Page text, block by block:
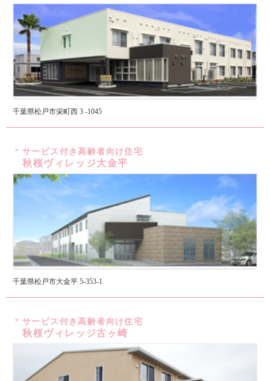
千葉県松戸市栄町西 3 -1045
サービス付き高齢者向け住宅
秋桜ヴィレッジ大金平
千葉県松戸市大金平 5-353-1
サービス付き高齢者向け住宅
秋桜ヴィレッジ古ヶ崎